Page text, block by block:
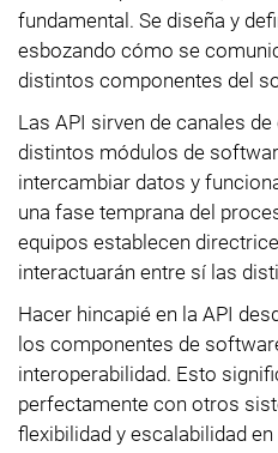
fundamental. Se diseña y
esbozando cómo se
distintos componentes del
Las API sirven de canales
distintos módulos de
intercambiar datos y
una fase temprana del
equipos establecen
interactuarán entre sí las
Hacer hincapié en la API
los componentes de
interoperabilidad. Esto
perfectamente con otros
flexibilidad y escalabilidad